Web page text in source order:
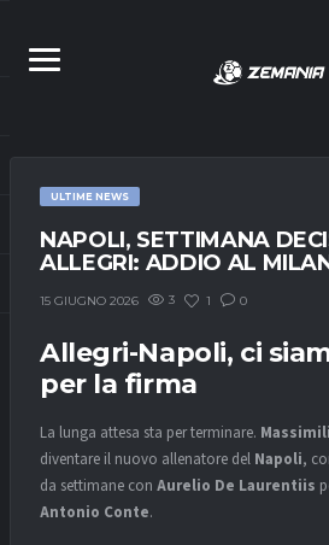
ULTIME NEWS
NAPOLI, SETTIMANA
ALLEGRI: ADDIO AL
15 GIUGNO 2026 3 1 0
Allegri-Napoli, ci
per la firma
La lunga attesa sta per terminare.
diventare il nuovo allenatore del Napoli,
da settimane con Aurelio De Laurentiis
Antonio Conte.